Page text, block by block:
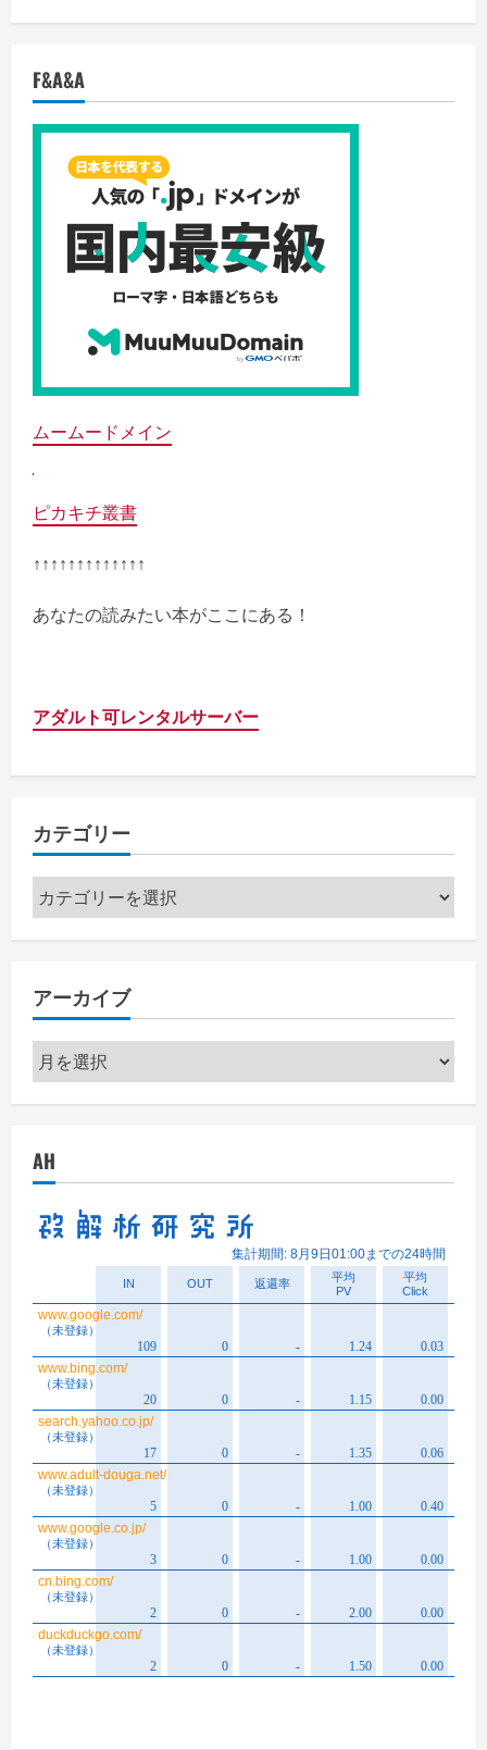
F&A&A
ムームードメイン
ピカキチ叢書
↑↑↑↑↑↑↑↑↑↑↑↑↑
あなたの読みたい本がここにある！
アダルト可レンタルサーバー
カテゴリー
カ
テ
ー
アーカイブ
ア
ー
ブ
AH